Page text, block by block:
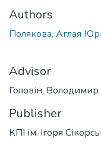
Authors
Полякова, Аглая
Advisor
Головін,
Publisher
КПІ ім. Ігоря